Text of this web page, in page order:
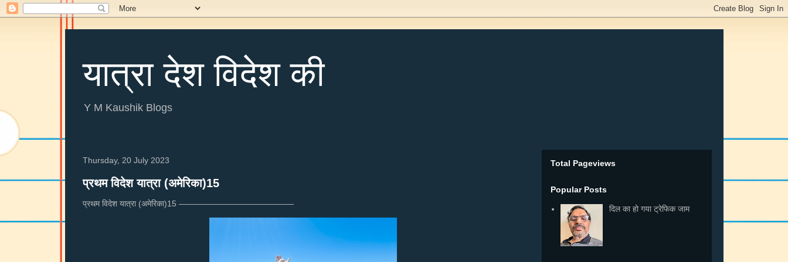
यात्रा देश विदेश की
Y M Kaushik Blogs
Thursday, 20 July 2023
प्रथम विदेश यात्रा (अमेरिका)15
प्रथम विदेश यात्रा (अमेरिका)15 ——————————————
Total Pageviews
Popular Posts
दिल का हो गया ट्रेफिक जाम